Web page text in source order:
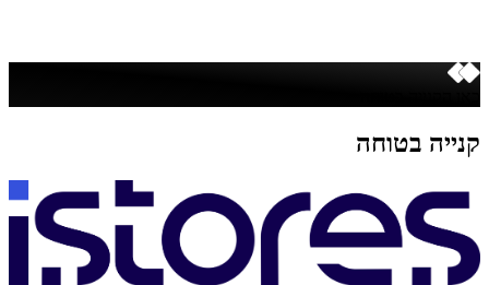
קנייה בטוחה